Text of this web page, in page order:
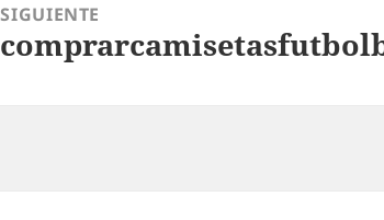
SIGUIENTE
Entrada